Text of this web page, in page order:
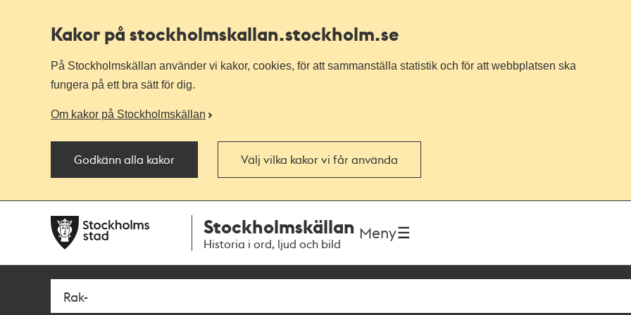
Kakor på stockholmskallan.stockholm.se
På Stockholmskällan använder vi kakor, cookies, för att sammanställa statistik och för att webbplatsen ska
fungera på ett bra sätt för dig.
Om kakor på Stockholmskällan
Godkänn alla kakor Välj vilka kakor vi får använda
navigationen
huvudinnehållet
Stockholmskällan
Historia i ord, ljud och bild
Meny
Sök